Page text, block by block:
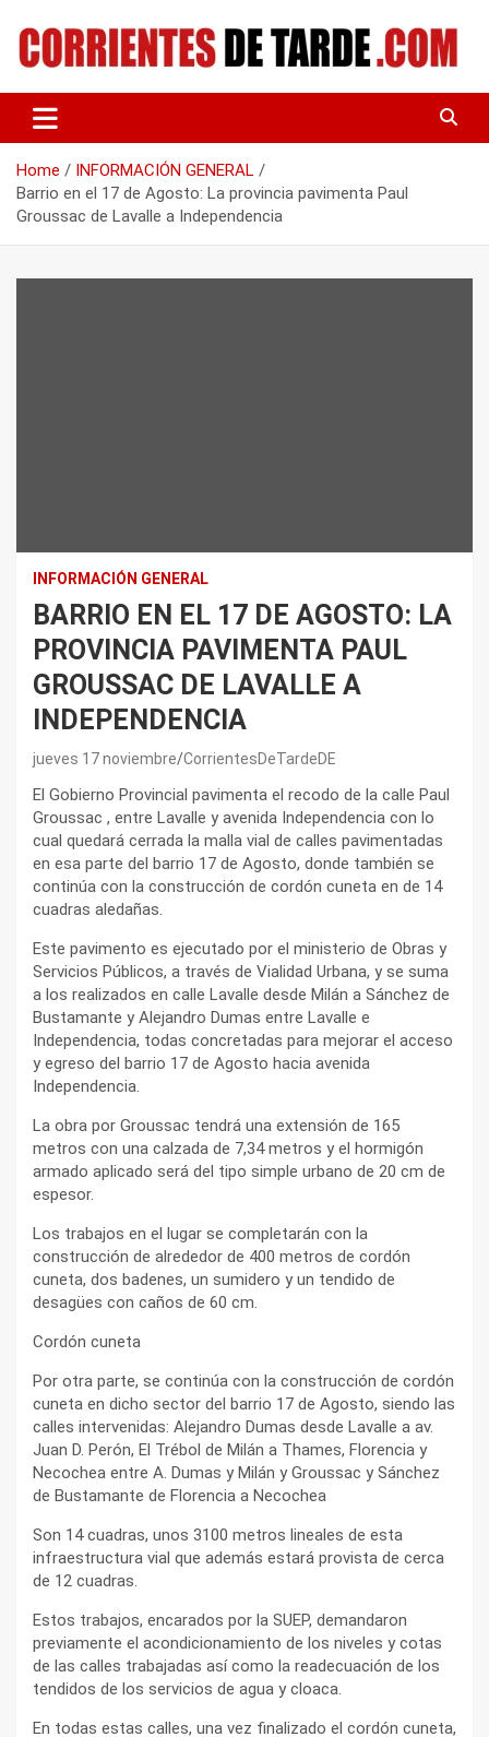
content
CORRIENTES DE TARDE
Home
INFORMACIÓN GENERAL
Barrio en el 17 de Agosto: La provincia pavimenta Paul
Groussac de Lavalle a Independencia
INFORMACIÓN GENERAL
BARRIO EN EL 17 DE AGOSTO: LA
PROVINCIA PAVIMENTA PAUL
GROUSSAC DE LAVALLE A
INDEPENDENCIA
jueves 17 noviembre CorrientesDeTardeDE
El Gobierno Provincial pavimenta el recodo de la calle Paul
Groussac , entre Lavalle y avenida Independencia con lo
cual quedará cerrada la malla vial de calles pavimentadas
en esa parte del barrio 17 de Agosto, donde también se
continúa con la construcción de cordón cuneta en de 14
cuadras aledañas.
Este pavimento es ejecutado por el ministerio de Obras y
Servicios Públicos, a través de Vialidad Urbana, y se suma
a los realizados en calle Lavalle desde Milán a Sánchez de
Bustamante y Alejandro Dumas entre Lavalle e
Independencia, todas concretadas para mejorar el acceso
y egreso del barrio 17 de Agosto hacia avenida
Independencia.
La obra por Groussac tendrá una extensión de 165
metros con una calzada de 7,34 metros y el hormigón
armado aplicado será del tipo simple urbano de 20 cm de
espesor.
Los trabajos en el lugar se completarán con la
construcción de alrededor de 400 metros de cordón
cuneta, dos badenes, un sumidero y un tendido de
desagües con caños de 60 cm.
Cordón cuneta
Por otra parte, se continúa con la construcción de cordón
cuneta en dicho sector del barrio 17 de Agosto, siendo las
calles intervenidas: Alejandro Dumas desde Lavalle a av.
Juan D. Perón, El Trébol de Milán a Thames, Florencia y
Necochea entre A. Dumas y Milán y Groussac y Sánchez
de Bustamante de Florencia a Necochea
Son 14 cuadras, unos 3100 metros lineales de esta
infraestructura vial que además estará provista de cerca
de 12 cuadras.
Estos trabajos, encarados por la SUEP, demandaron
previamente el acondicionamiento de los niveles y cotas
de las calles trabajadas así como la readecuación de los
tendidos de los servicios de agua y cloaca.
En todas estas calles, una vez finalizado el cordón cuneta,